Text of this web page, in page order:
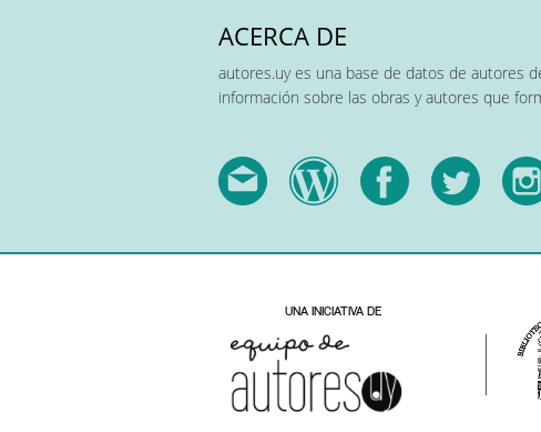
ACERCA DE
autores.uy es una base de datos de autores
información sobre las obras y autores que